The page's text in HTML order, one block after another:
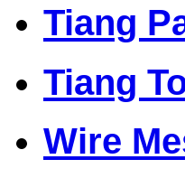
Tiang
Tiang
Wire